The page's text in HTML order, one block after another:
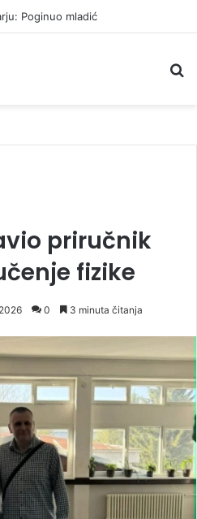
Poginuo mladić
priručnik
fizike
0 3 minuta čitanja